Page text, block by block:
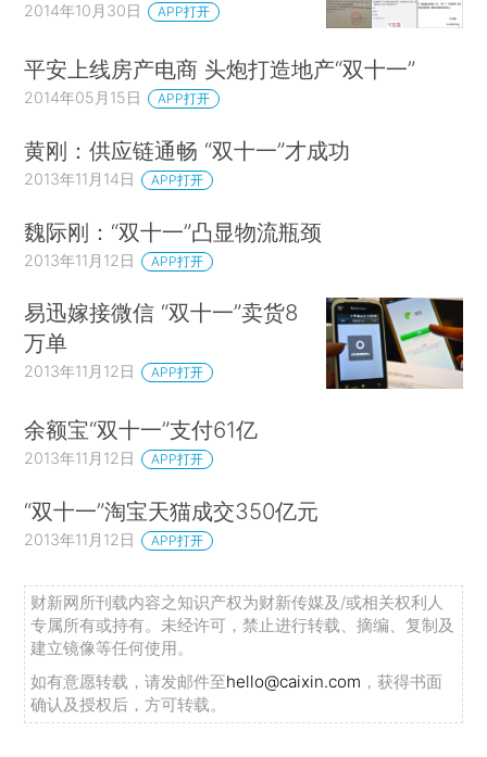
2014年10月30日 APP打开
平安上线房产电商 头炮打造地产“双十一”
2014年05月15日 APP打开
黄刚：供应链通畅 “双十一”才成功
2013年11月14日 APP打开
魏际刚：“双十一”凸显物流瓶颈
2013年11月12日 APP打开
易迅嫁接微信 “双十一”卖货8
万单
2013年11月12日 APP打开
余额宝“双十一”支付61亿
2013年11月12日 APP打开
“双十一”淘宝天猫成交350亿元
2013年11月12日 APP打开
财新网所刊载内容之知识产权为财新传媒及/或相关权利人
专属所有或持有。未经许可，禁止进行转载、摘编、复制及
建立镜像等任何使用。
如有意愿转载，请发邮件至hello@caixin.com ，获得书面
确认及授权后，方可转载。